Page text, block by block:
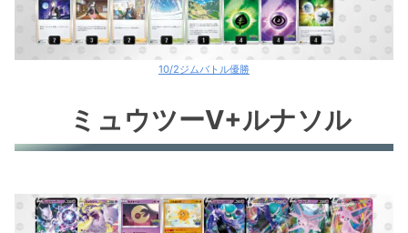
10/2ジムバトル優勝
ミュウツーV+ルナソル